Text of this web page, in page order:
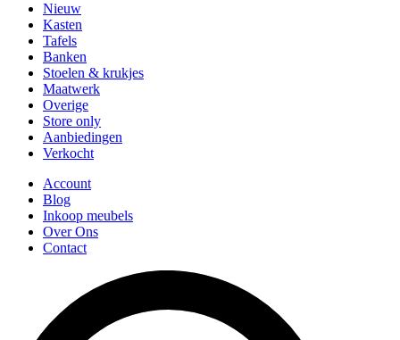
Nieuw
Kasten
Tafels
Banken
Stoelen & krukjes
Maatwerk
Overige
Store only
Aanbiedingen
Verkocht
Account
Blog
Inkoop meubels
Over Ons
Contact